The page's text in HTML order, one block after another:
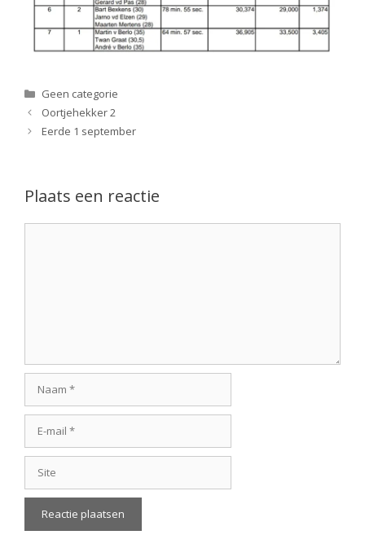
Categorieën
Geen categorie
Oortjehekker 2
Eerde 1 september
Plaats een reactie
mail